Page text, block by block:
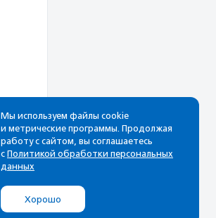
Рассылка
Cамые свежие новости,
почтовом ящике
Мы используем файлы cookie
и метрические программы. Продолжая
работу с сайтом, вы соглашаетесь
с Политикой обработки персональных
данных
Хорошо